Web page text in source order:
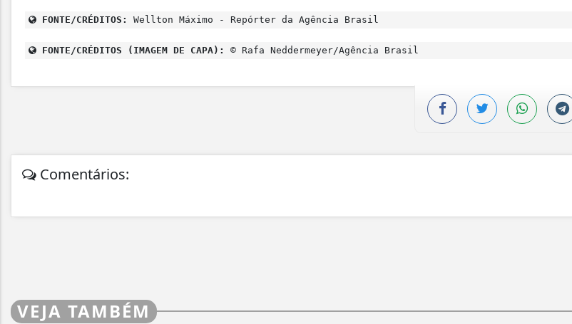
FONTE/CRÉDITOS: Wellton Máximo - Repórter da Agência Brasil
FONTE/CRÉDITOS (IMAGEM DE CAPA): © Rafa Neddermeyer/Agência Brasil
Comentários:
VEJA TAMBÉM